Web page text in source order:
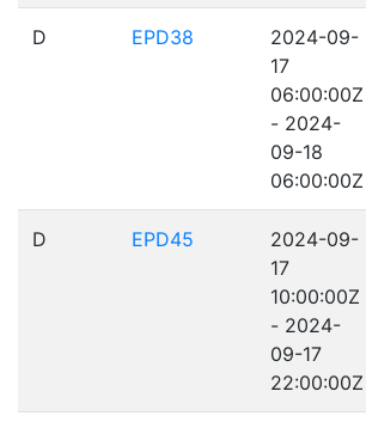
D EPD38
2024-09-
17
06:00:00Z
- 2024-
09-18
06:00:00Z
D EPD45
2024-09-
17
10:00:00Z
- 2024-
09-17
22:00:00Z